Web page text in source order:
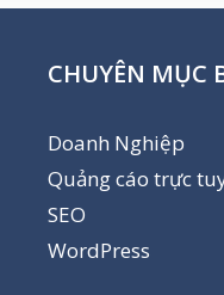
CHUYÊN MỤC
Doanh Nghiệp
Quảng cáo trực
SEO
WordPress